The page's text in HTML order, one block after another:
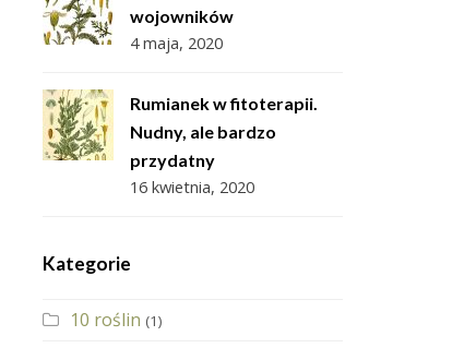
wojowników
4 maja, 2020
Rumianek w fitoterapii.
Nudny, ale bardzo
przydatny
16 kwietnia, 2020
Kategorie
10 roślin (1)